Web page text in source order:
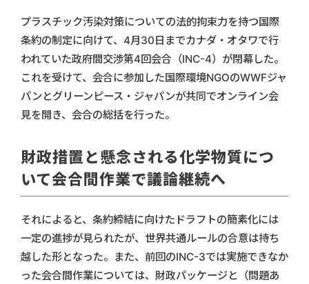
プラスチック汚染対策についての法的拘束力を持つ国際
条約の制定に向けて、4月30日までカナダ・オタワで行
われていた政府間交渉第4回会合（INC-4）が閉幕した。
これを受けて、会合に参加した国際環境NGOのWWFジャ
パンとグリーンピース・ジャパンが共同でオンライン会
見を開き、会合の総括を行った。
財政措置と懸念される化学物質につ
いて会合間作業で議論継続へ
それによると、条約締結に向けたドラフトの簡素化には
一定の進捗が見られたが、世界共通ルールの合意は持ち
越した形となった。また、前回のINC-3では実施できなか
った会合間作業については、財政パッケージと（問題あ